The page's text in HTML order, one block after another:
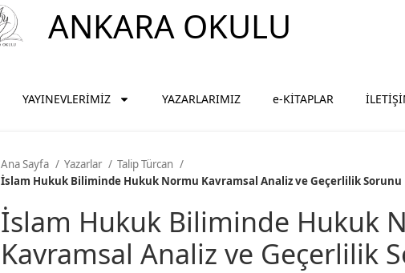
ANKARA OKULU
YAYINEVLERİMİZ YAZARLARIMIZ e-KİTAPLAR
Ana Sayfa Yazarlar
Talip Türcan
İslam Hukuk Biliminde Hukuk Normu Kavramsal Analiz ve Geçerlilik Sorunu
İslam Hukuk Biliminde Hukuk
Kavramsal Analiz ve Geçerlilik